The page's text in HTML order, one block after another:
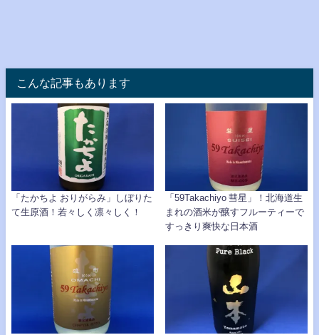
こんな記事もあります
「たかちよ おりがらみ」しぼりた
て生原酒！若々しく凛々しく！
「59Takachiyo 彗星」！北海道生
まれの酒米が醸すフルーティーで
すっきり爽快な日本酒